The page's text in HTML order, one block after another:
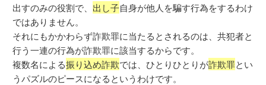
出すのみの役割で、 出し子自身が他人を騙す行為をするわけ
ではありません。
それにもかかわらず詐欺罪に当たるとされるのは、共犯者と
行う一連の行為が詐欺罪に該当するからです。
複数名による振り込め詐欺では、ひとりひとりが詐欺罪とい
うパズルのピースになるというわけです。